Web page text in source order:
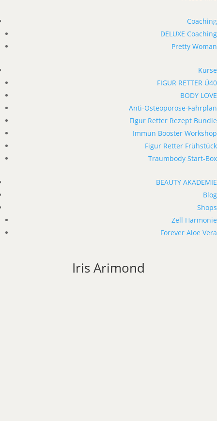
Coaching
DELUXE Coaching
Pretty Woman
Kurse
FIGUR RETTER Ü40
BODY LOVE
Anti-Osteoporose-Fahrplan
Figur Retter Rezept Bundle
Immun Booster Workshop
Figur Retter Frühstück
Traumbody Start-Box
BEAUTY AKADEMIE
Blog
Shops
Zell Harmonie
Forever Aloe Vera
Iris Arimond